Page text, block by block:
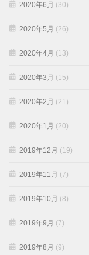
2020年6月 (30)
2020年5月 (26)
2020年4月 (13)
2020年3月 (15)
2020年2月 (21)
2020年1月 (20)
2019年12月 (19)
2019年11月 (7)
2019年10月 (8)
2019年9月 (7)
2019年8月 (9)